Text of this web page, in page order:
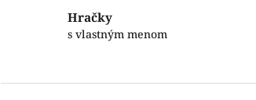
Hračky
s vlastným menom